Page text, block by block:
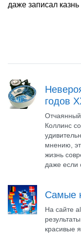
даже записал казнь
годов
Коллинс
мнению,
жизнь
даже если
Самые
На сайте
красивые